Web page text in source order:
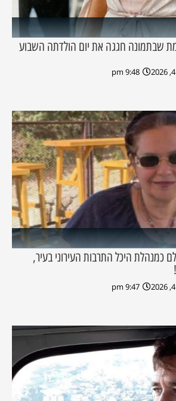
שבתמונה חגגה את יום הולדתה השבוע
9:48 pm
כמנהלת היכל התרבות העירוני בעיר,
9:47 pm